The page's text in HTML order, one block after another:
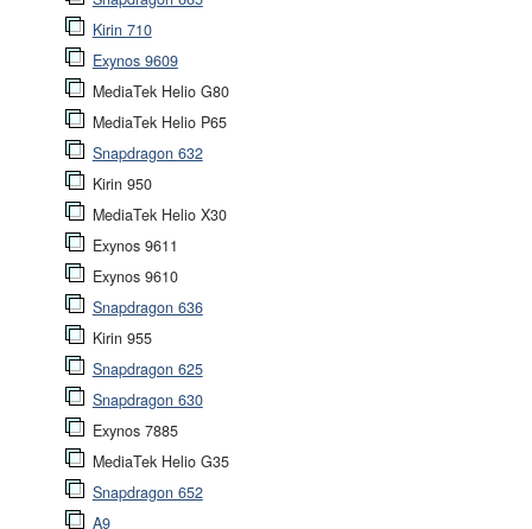
Kirin 710
Exynos 9609
MediaTek Helio G80
MediaTek Helio P65
Snapdragon 632
Kirin 950
MediaTek Helio X30
Exynos 9611
Exynos 9610
Snapdragon 636
Kirin 955
Snapdragon 625
Snapdragon 630
Exynos 7885
MediaTek Helio G35
Snapdragon 652
A9